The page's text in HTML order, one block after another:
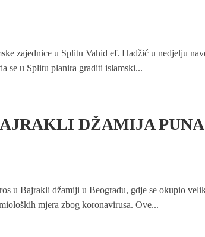
zajednice u Splitu Vahid ef. Hadžić u nedjelju
se u Splitu planira graditi islamski...
DŽAMIJA PUNA
u Bajrakli džamiji u Beogradu, gdje se okupio
mjera zbog koronavirusa. Ove...